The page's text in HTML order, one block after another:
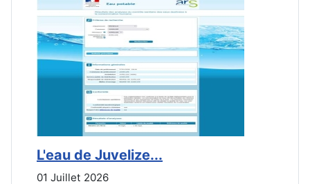
L'eau de Juvelize...
01 Juillet 2026